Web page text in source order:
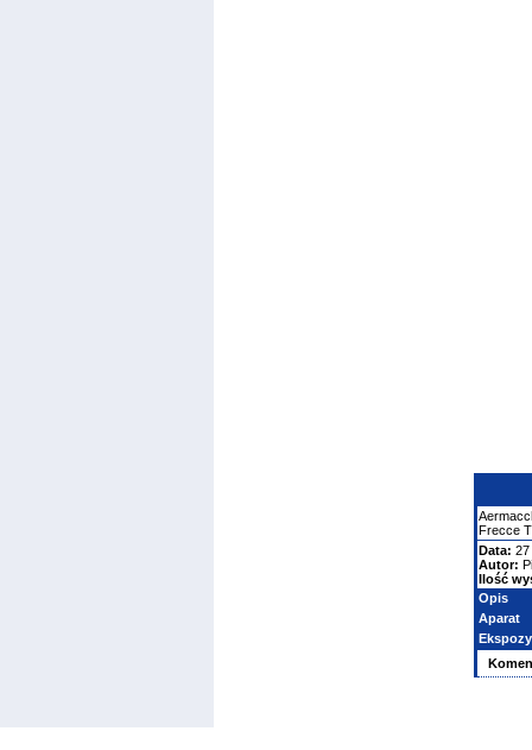
Frecce
Data: 27
Autor:
Ilość
Opis
Aparat